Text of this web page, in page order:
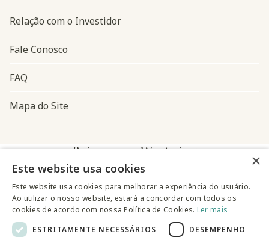
Relação com o Investidor
Fale Conosco
FAQ
Mapa do Site
Baixe o app Westwing
×
Este website usa cookies
Este website usa cookies para melhorar a experiência do usuário.
Ao utilizar o nosso website, estará a concordar com todos os
cookies de acordo com nossa Política de Cookies. Ler mais
ESTRITAMENTE NECESSÁRIOS
DESEMPENHO